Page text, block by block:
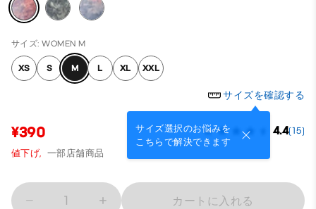
サイズ: WOMEN M
XS S M L XL XXL
サイズを確認する
サイズ選択のお悩みを
こちらで解決できます
¥390 4.4(15)
値下げ, 一部店舗商品
1 カートに入れる